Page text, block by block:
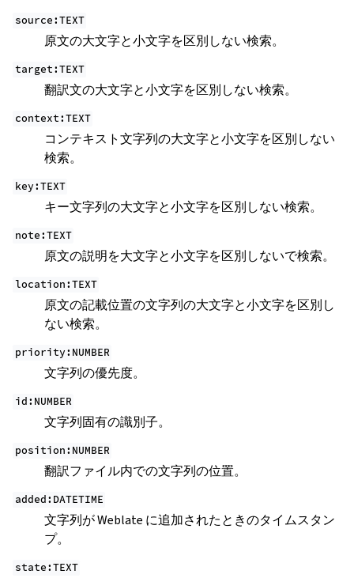
source:TEXT
原文の大文字と小文字を区別しない検索。
target:TEXT
翻訳文の大文字と小文字を区別しない検索。
context:TEXT
コンテキスト文字列の大文字と小文字を区別しない
検索。
key:TEXT
キー文字列の大文字と小文字を区別しない検索。
note:TEXT
原文の説明を大文字と小文字を区別しないで検索。
location:TEXT
原文の記載位置の文字列の大文字と小文字を区別し
ない検索。
priority:NUMBER
文字列の優先度。
id:NUMBER
文字列固有の識別子。
position:NUMBER
翻訳ファイル内での文字列の位置。
added:DATETIME
文字列が Weblate に追加されたときのタイムスタン
プ。
state:TEXT